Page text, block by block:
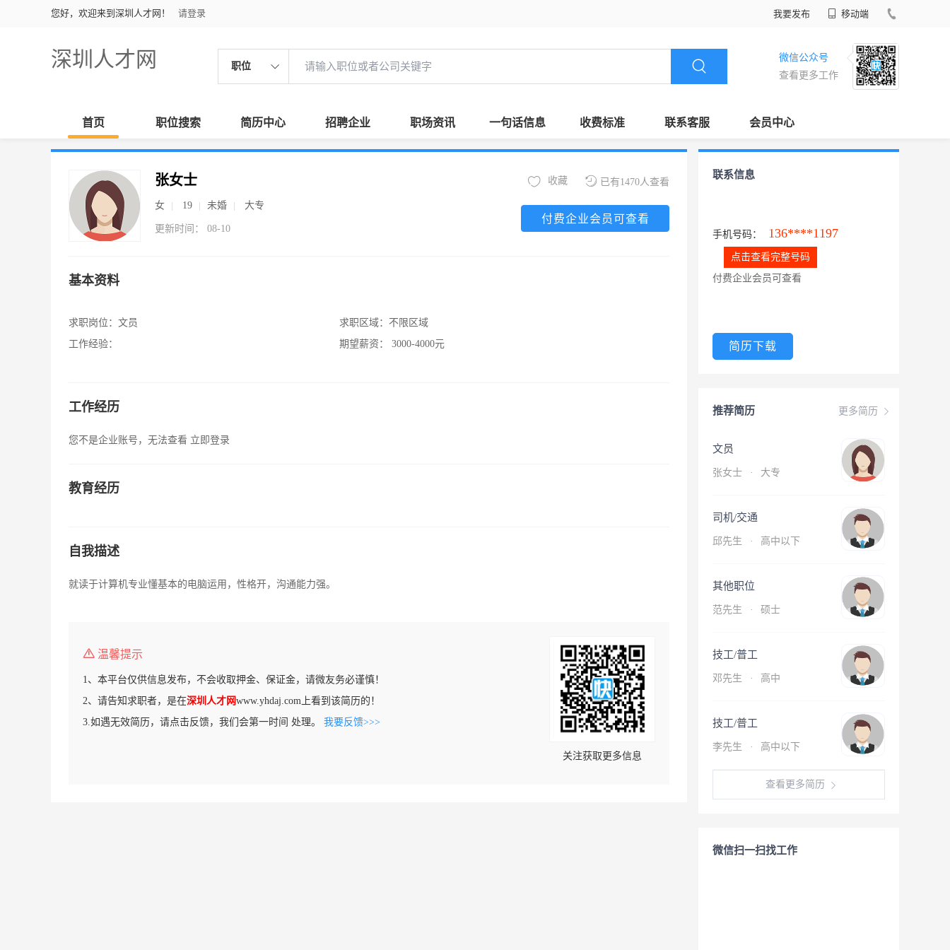
您好，欢迎来到深圳人才网！ 请登录 我要发布 移动端
深圳人才网 职位
微信公众号
查看更多工作
首页 职位搜索 简历中心 招聘企业 职场资讯 一句话信息 收费标准 联系客服 会员中心
张女士
女 19 未婚 大专
更新时间： 08-10
已有1470人查看
收藏
付费企业会员可查看
基本资料
求职岗位： 文员
工作经验：
求职区域： 不限区域
期望薪资：
3000-4000元
工作经历
您不是企业账号，无法查看 立即登录
教育经历
自我描述
就读于计算机专业懂基本的电脑运用，性格开，沟通能力强。
温馨提示
1、本平台仅供信息发布，不会收取押金、保证金，请微友务必谨慎！
2、请告知求职者，是在深圳人才网www.yhdaj.com上看到该简历的！
3.如遇无效简历，请点击反馈，我们会第一时间 处理。 我要反馈>>>
关注获取更多信息
联系信息
手机号码： 136****1197
点击查看完整号码
付费企业会员可查看
简历下载
更多简历
推荐简历
文员
张女士 · 大专
司机/交通
邱先生 · 高中以下
其他职位
范先生 · 硕士
技工/普工
邓先生 · 高中
技工/普工
李先生 · 高中以下
查看更多简历
微信扫一扫找工作